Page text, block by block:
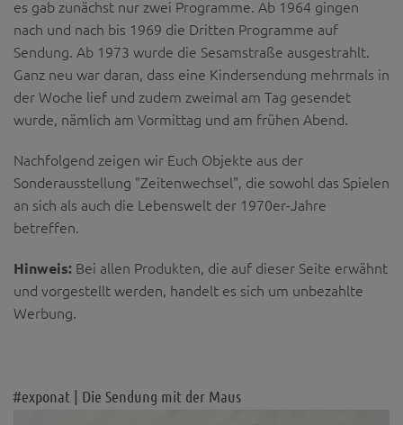
Diese Website nutzt Matomo Analytics für die Auswertung der
Seitenaufrufe als Statistik. Die hierdurch gespeicherten Daten werden
ausschließlich auf unseren eigenen Servern gespeichert. Eine
Übertragung an Dritte erfolgt nicht. Wir verwenden die Funktion
AnonymizeIP zur Anonymisierung Ihrer IP-Adresse, so dass diese gekürzt
wird und nicht mehr Ihrem Besuch auf unserer Internetseite zugeordnet
werden kann.
Videos werden über die Plattformen YouTube oder Vimeo eingebunden.
Wir nutzen YouTube im erweiterten Datenschutzmodus. Dieser Modus
Besucher auf dieser Website speichert, bevor diese sich das Video
ansehen.
Eingebundene Inhalte
Optional sind externe Inhalte auf den Seiten dieser Website
oder auch Anwendungen einer externen Website.
es gab zunächst nur zwei Programme. Ab 1964 gingen
nach und nach bis 1969 die Dritten Programme auf
Sendung. Ab 1973 wurde die Sesamstraße ausgestrahlt.
Ganz neu war daran, dass eine Kindersendung mehrmals in
der Woche lief und zudem zweimal am Tag gesendet
wurde, nämlich am Vormittag und am frühen Abend.
Nachfolgend zeigen wir Euch Objekte aus der
Sonderausstellung "Zeitenwechsel", die sowohl das Spielen
an sich als auch die Lebenswelt der 1970er-Jahre
betreffen.
Hinweis: Bei allen Produkten, die auf dieser Seite erwähnt
und vorgestellt werden, handelt es sich um unbezahlte
Werbung.
#exponat | Die Sendung mit der Maus